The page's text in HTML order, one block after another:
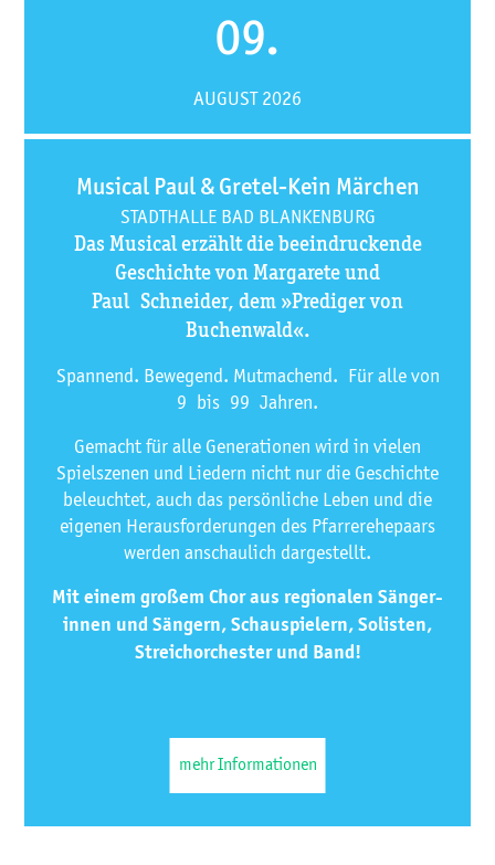
09.
AUGUST 2026
Musical Paul & Gretel-Kein Märchen
STADTHALLE BAD BLANKENBURG
Das Musical erzählt die beeindruckende
Geschichte von Margarete und
Paul Schneider, dem »Prediger von
Buchenwald«.
Spannend. Bewegend. Mutmachend. Für alle von
9 bis 99 Jahren.
Gemacht für alle Generationen wird in vielen
Spielszenen und Liedern nicht nur die Geschichte
beleuchtet, auch das persönliche Leben und die
eigenen Herausforderungen des Pfarrerehepaars
werden anschaulich dargestellt.
Mit einem großem Chor aus regionalen Sänger­
innen und Sängern, Schauspielern, Solisten,
Streichorchester und Band!
mehr Informationen